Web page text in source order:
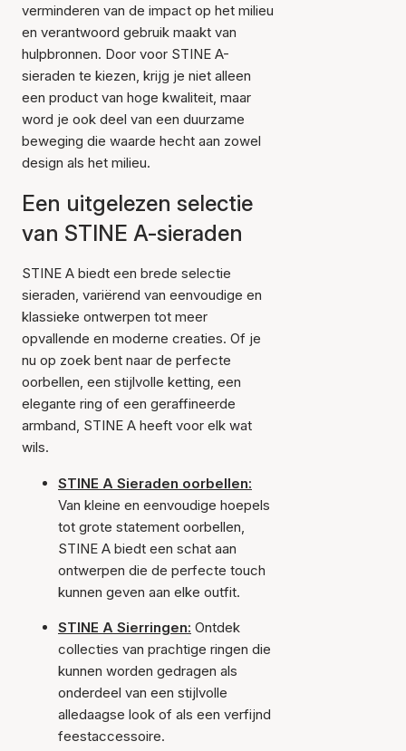
verminderen van de impact op het milieu
en verantwoord gebruik maakt van
hulpbronnen. Door voor STINE A-
sieraden te kiezen, krijg je niet alleen
een product van hoge kwaliteit, maar
word je ook deel van een duurzame
beweging die waarde hecht aan zowel
design als het milieu.
Een uitgelezen selectie
van STINE A-sieraden
STINE A biedt een brede selectie
sieraden, variërend van eenvoudige en
klassieke ontwerpen tot meer
opvallende en moderne creaties. Of je
nu op zoek bent naar de perfecte
oorbellen, een stijlvolle ketting, een
elegante ring of een geraffineerde
armband, STINE A heeft voor elk wat
wils.
STINE A Sieraden oorbellen:
Van kleine en eenvoudige hoepels
tot grote statement oorbellen,
STINE A biedt een schat aan
ontwerpen die de perfecte touch
kunnen geven aan elke outfit.
STINE A Sierringen: Ontdek
collecties van prachtige ringen die
kunnen worden gedragen als
onderdeel van een stijlvolle
alledaagse look of als een verfijnd
feestaccessoire.